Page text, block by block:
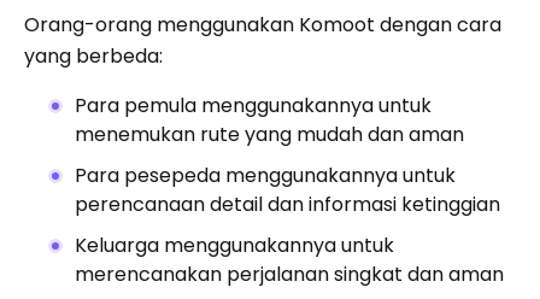
Orang-orang menggunakan Komoot dengan cara
yang berbeda:
Para pemula menggunakannya untuk
menemukan rute yang mudah dan aman
Para pesepeda menggunakannya untuk
perencanaan detail dan informasi ketinggian
Keluarga menggunakannya untuk
merencanakan perjalanan singkat dan aman